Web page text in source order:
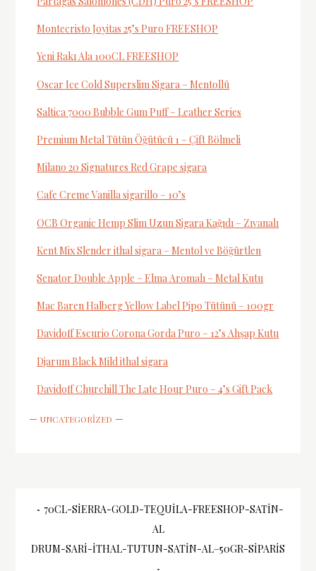
Montecristo Joyitas 25’s Puro FREESHOP
Yeni Rakı Ala 100CL FREESHOP
Oscar Ice Cold Superslim Sigara – Mentollü
Saltica 7000 Bubble Gum Puff – Leather Series
Premium Metal Tütün Öğütücü 1 – Çift Bölmeli
Milano 20 Signatures Red Grape sigara
Cafe Creme Vanilla sigarillo – 10’s
OCB Organic Hemp Slim Uzun Sigara Kağıdı – Zıvanalı
Kent Mix Slender ithal sigara – Mentol ve Böğürtlen
Senator Double Apple – Elma Aromalı – Metal Kutu
Mac Baren Halberg Yellow Label Pipo Tütünü – 100gr
Davidoff Escurio Corona Gorda Puro – 12’s Ahşap Kutu
Djarum Black Mild ithal sigara
Davidoff Churchill The Late Hour Puro – 4’s Gift Pack
UNCATEGORIZED
Yazı
gezinmesi
70CL-SIERRA-GOLD-TEQUILA-FREESHOP-SATIN-
AL
DRUM-SARI-ITHAL-TUTUN-SATIN-AL–50GR-SIPARIS